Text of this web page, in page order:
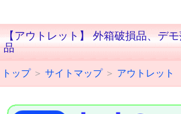
【アウトレット】 外箱破損品、デ
品
トップ＞ サイトマップ＞ アウトレット